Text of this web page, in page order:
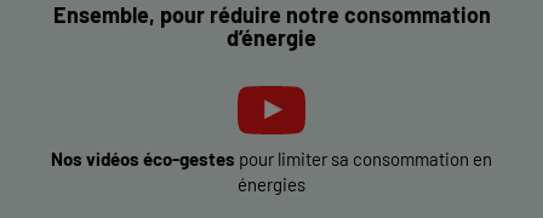
Ensemble, pour réduire notre consommation
d’énergie
Nos vidéos éco-gestes pour limiter sa consommation en
énergies